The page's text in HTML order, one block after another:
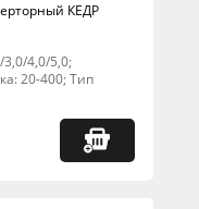
КЕДР
4,0/5,0;
20-400; Тип